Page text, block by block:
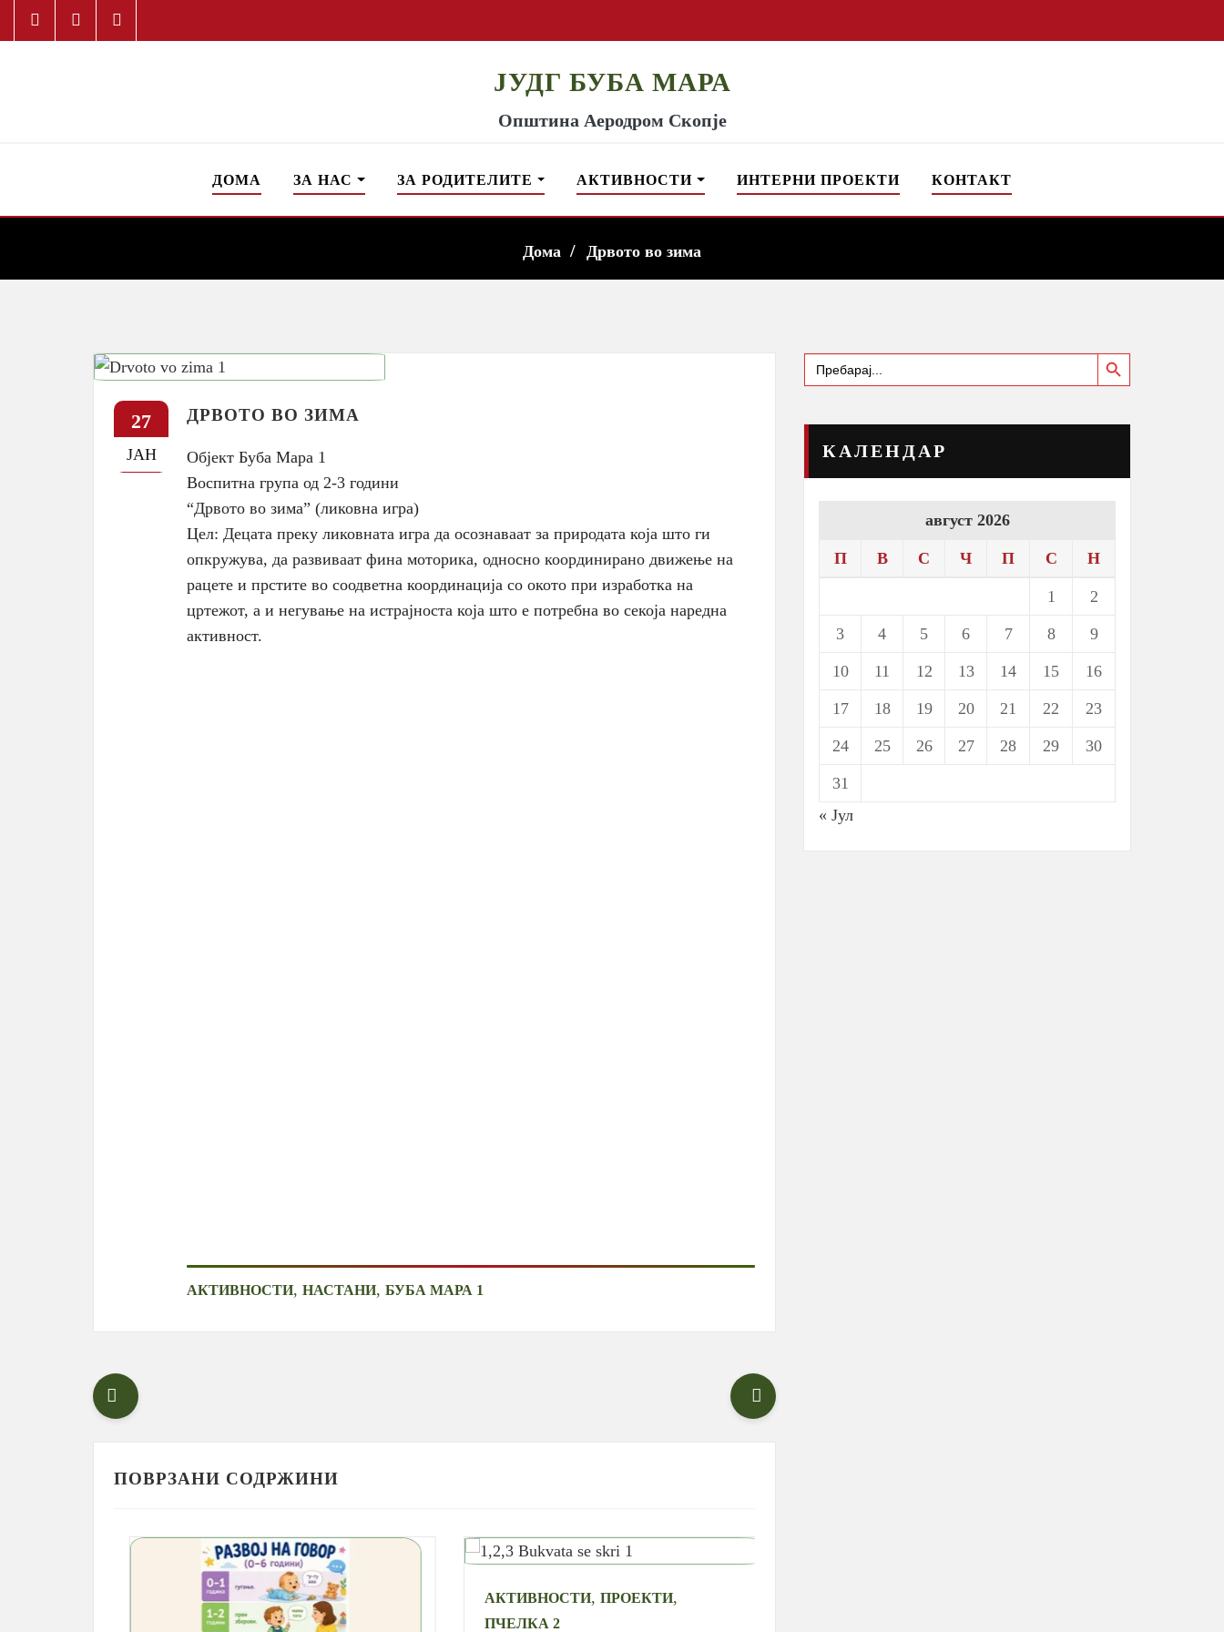
ЈУДГ БУБА МАРА
Општина Аеродром Скопје
ДОМА ЗА НАС ЗА РОДИТЕЛИТЕ АКТИВНОСТИ ИНТЕРНИ ПРОЕКТИ КОНТАКТ
Дома Дрвото во зима
27
ЈАН
ДРВОТО ВО ЗИМА
Објект Буба Мара 1
Воспитна група од 2-3 години
“Дрвото во зима” (ликовна игра)
Цел: Децата преку ликовната игра да осознаваат за природата која што ги
опкружува, да развиваат фина моторика, односно координирано движење на
рацете и прстите во соодветна координација со окото при изработка на
цртежот, а и негување на истрајноста која што е потребна во секоја наредна
активност.
АКТИВНОСТИ, НАСТАНИ, БУБА МАРА 1
ПОВРЗАНИ СОДРЖИНИ
АКТИВНОСТИ,ПРОЕКТИ,
ПЧЕЛКА 2
Search
for:
Search Button
КАЛЕНДАР
август 2026
П В С Ч П С Н
1 2
3 4 5 6 7 8 9
10 11 12 13 14 15 16
17 18 19 20 21 22 23
24 25 26 27 28 29 30
31
« Јул